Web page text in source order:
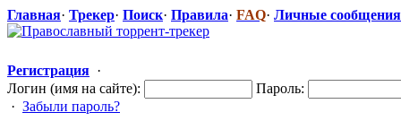
Главная· Трекер· Поиск· Правила· FAQ· Личные сообщения
Регистрация ·
Логин (имя на сайте):
Пароль:
· Забыли пароль?